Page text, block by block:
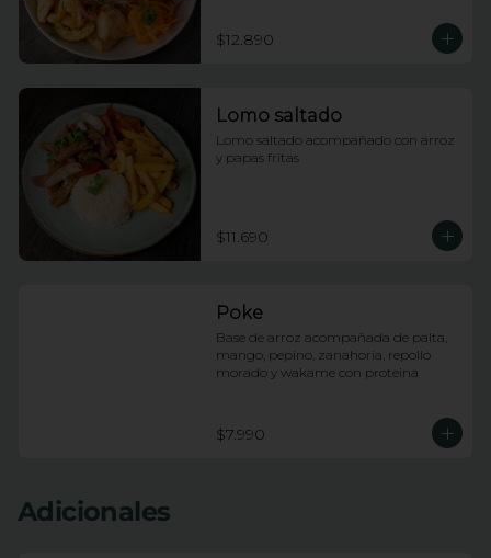
$12.890
Lomo saltado
Lomo saltado acompañado con arroz
y papas fritas
$11.690
Poke
Base de arroz acompañada de palta,
mango, pepino, zanahoria, repollo
morado y wakame con proteina
$7.990
Adicionales